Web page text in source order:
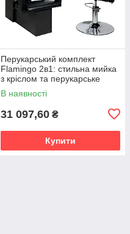
Перукарський комплект
Flamingo 2в1: стильна мийка
з кріслом та перукарське
крісло на хромованій
дисковій базі
В наявності
31 097,60 ₴
Купити